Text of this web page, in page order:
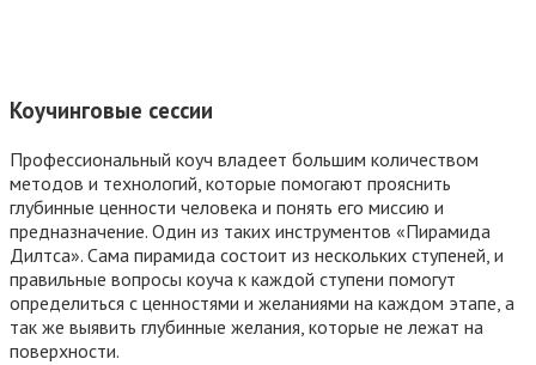
Коучинговые сессии
Профессиональный коуч владеет большим количеством
методов и технологий, которые помогают прояснить
глубинные ценности человека и понять его миссию и
предназначение. Один из таких инструментов «Пирамида
Дилтса». Сама пирамида состоит из нескольких ступеней, и
правильные вопросы коуча к каждой ступени помогут
определиться с ценностями и желаниями на каждом этапе, а
так же выявить глубинные желания, которые не лежат на
поверхности.